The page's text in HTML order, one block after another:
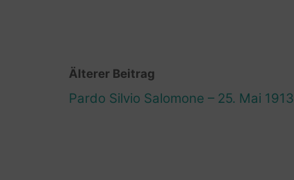
Älterer Beitrag
Pardo Silvio Salomone – 25. Mai 1913